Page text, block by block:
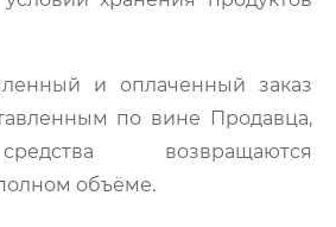
и оплаченный заказ
по вине Продавца,
возвращаются
объёме.